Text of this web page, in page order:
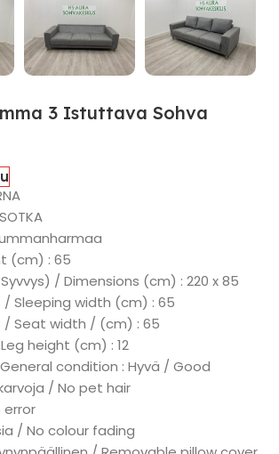
3 Istuttava Sohva
(cm) : 65
/ Dimensions (cm) : 220 x 85
/ Sleeping width (cm) : 65
/ Seat width / (cm) : 65
height (cm) : 12
condition : Hyvä / Good
/ No pet hair
error
/ No colour fading